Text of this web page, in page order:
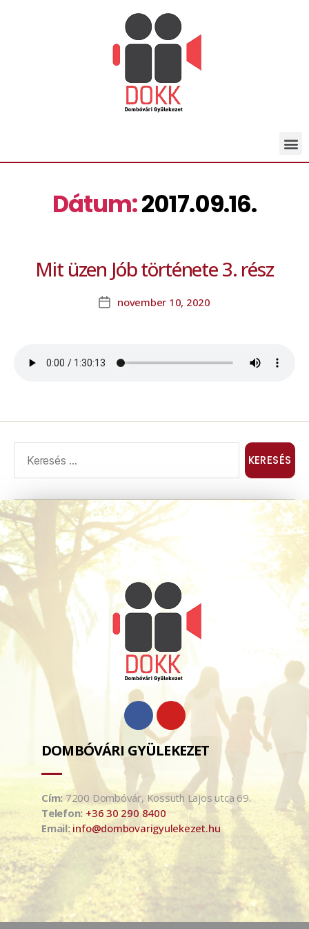
Dátum:2017.09.16.
Mit üzen Jób története 3. rész
november 10, 2020
DOMBÓVÁRI GYÜLEKEZET
Cím: 7200 Dombóvár, Kossuth Lajos utca 69.
Telefon: +36 30 290 8400
Email:info@dombovarigyulekezet.hu